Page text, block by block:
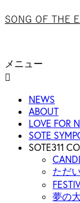
SONG OF THE
メニュー
NEWS
ABOUT
LOVE FOR
SOTE
SOTE311
ただ
夢の